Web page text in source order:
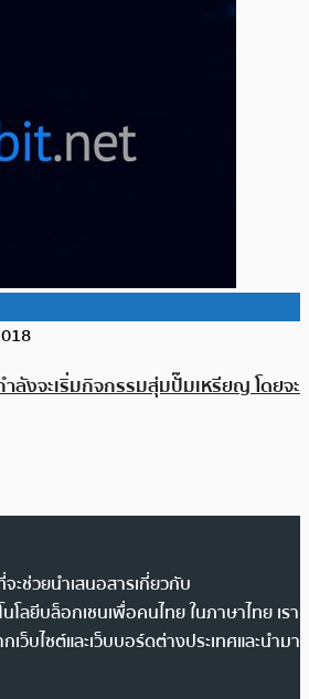
ำลังจะเริ่มกิจกรรมสุ่มปั๊มเหรียญ โดยจะ
ะช่วยนำเสนอสารเกี่ยวกับ
โลยีบล็อกเชนเพื่อคนไทย ในภาษาไทย เรา
ว็บไซต์และเว็บบอร์ดต่างประเทศและนำมา